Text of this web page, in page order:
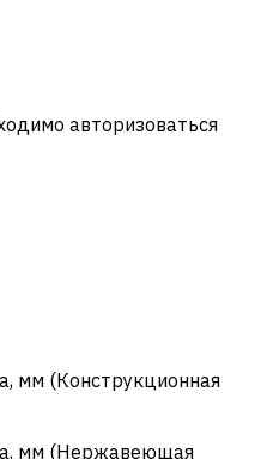
авторизоваться
мм (Конструкционная
мм (Нержавеющая